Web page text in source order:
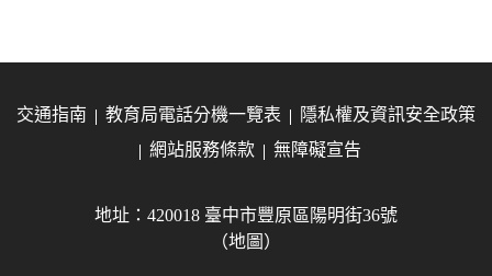
交通指南 教育局電話分機一覽表
隱私權及資訊安全政策
網站服務條款
無障礙宣告
地址：420018 臺中市豐原區陽明街36號
（地圖）